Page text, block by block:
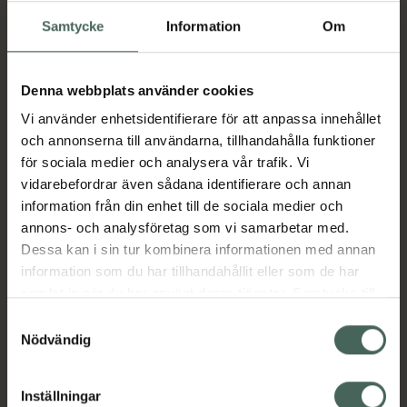
Samtycke Information Om
Denna webbplats använder cookies
Vi använder enhetsidentifierare för att anpassa innehållet
och annonserna till användarna, tillhandahålla funktioner
för sociala medier och analysera vår trafik. Vi
vidarebefordrar även sådana identifierare och annan
information från din enhet till de sociala medier och
annons- och analysföretag som vi samarbetar med.
Dessa kan i sin tur kombinera informationen med annan
information som du har tillhandahållit eller som de har
återkalla ditt samtycke via webbplatsens
cookieinställningar. Ett återkallat samtycke påverkar inte
lagligheten av behandling som skett innan återkallelsen.
Nödvändig
Inställningar
tillhör en riskgrupp, till exempel om du är
Kompressionsstrumpor, eller stödstrumpor
som de brukar kallas till vardags, är ett
beprövat sätt att förebygga åderbråck och
blodpropp. För att motverka och lindra
effekterna av ett stillasittande eller stående
jobb är det bra att ha på sig
kompressionsstrumpor, som hjälper
vadmuskelpumpen att pressa tillbaka blodet i
venerna till hjärtat, där det får nytt syre innan
Medicinska kompressionsstrumpor erbjuder